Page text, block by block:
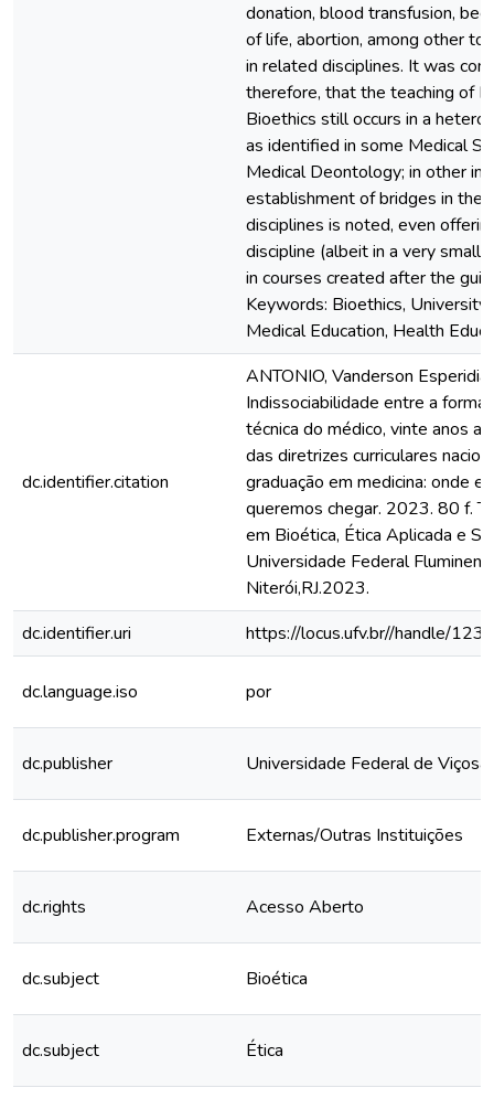
donation, blood transfusion,
of life, abortion, among other
in related disciplines. It was
therefore, that the teaching of
Bioethics still occurs in a
as identified in some Medical
Medical Deontology; in other
establishment of bridges in
disciplines is noted, even
discipline (albeit in a very small
in courses created after the
Keywords: Bioethics, University
Medical Education, Health
dc.identifier.citation
ANTONIO, Vanderson
Indissociabilidade entre a
técnica do médico, vinte anos
das diretrizes curriculares
graduação em medicina: onde
queremos chegar. 2023. 80 f.
em Bioética, Ética Aplicada e
Universidade Federal
Niterói,RJ.2023.
dc.identifier.uri
https://locus.ufv.br//handle/
dc.language.iso por
dc.publisher Universidade Federal de Viçosa
dc.publisher.program Externas/Outras Instituições
dc.rights Acesso Aberto
dc.subject Bioética
dc.subject Ética